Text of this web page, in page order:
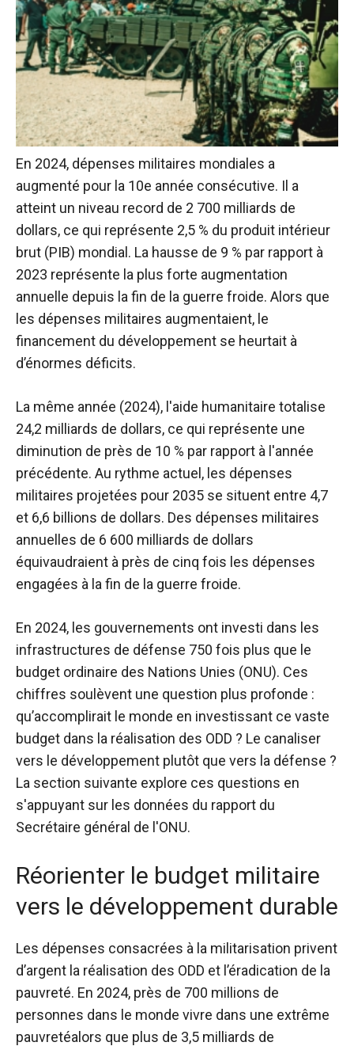
En 2024, dépenses militaires mondiales a
augmenté pour la 10e année consécutive. Il a
atteint un niveau record de 2 700 milliards de
dollars, ce qui représente 2,5 % du produit intérieur
brut (PIB) mondial. La hausse de 9 % par rapport à
2023 représente la plus forte augmentation
annuelle depuis la fin de la guerre froide. Alors que
les dépenses militaires augmentaient, le
financement du développement se heurtait à
d’énormes déficits.
La même année (2024), l'aide humanitaire totalise
24,2 milliards de dollars, ce qui représente une
diminution de près de 10 % par rapport à l'année
précédente. Au rythme actuel, les dépenses
militaires projetées pour 2035 se situent entre 4,7
et 6,6 billions de dollars. Des dépenses militaires
annuelles de 6 600 milliards de dollars
équivaudraient à près de cinq fois les dépenses
engagées à la fin de la guerre froide.
En 2024, les gouvernements ont investi dans les
infrastructures de défense 750 fois plus que le
budget ordinaire des Nations Unies (ONU). Ces
chiffres soulèvent une question plus profonde :
qu’accomplirait le monde en investissant ce vaste
budget dans la réalisation des ODD ? Le canaliser
vers le développement plutôt que vers la défense ?
La section suivante explore ces questions en
s'appuyant sur les données du rapport du
Secrétaire général de l'ONU.
Réorienter le budget militaire
vers le développement durable
Les dépenses consacrées à la militarisation privent
d’argent la réalisation des ODD et l’éradication de la
pauvreté. En 2024, près de 700 millions de
personnes dans le monde vivre dans une extrême
pauvretéalors que plus de 3,5 milliards de